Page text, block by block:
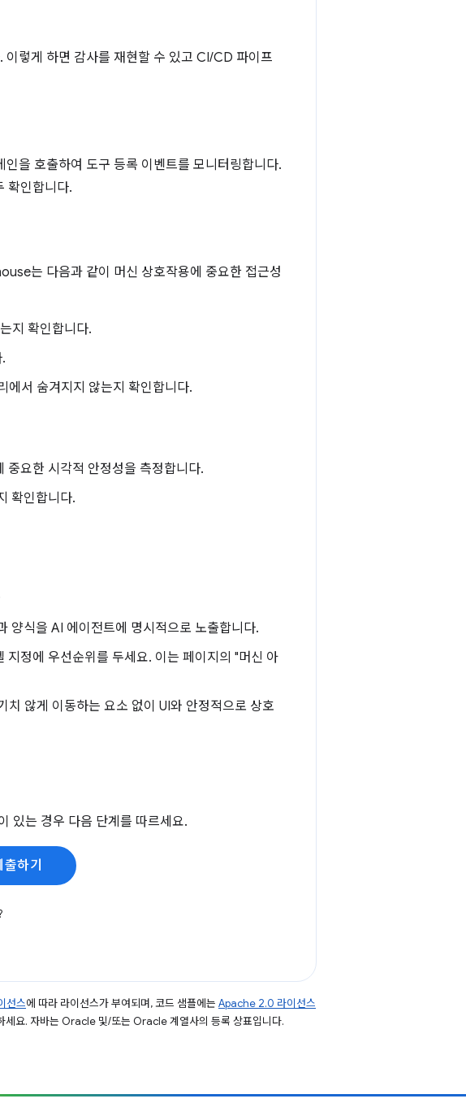
렇게 하면 감사를 재현할 수 있고 CI/CD 파이프
인을 호출하여 도구 등록 이벤트를 모니터링합니다.
확인합니다.
는 다음과 같이 머신 상호작용에 중요한 접근성
지 확인합니다.
에서 숨겨지지 않는지 확인합니다.
중요한 시각적 안정성을 측정합니다.
확인합니다.
양식을 AI 에이전트에 명시적으로 노출합니다.
정에 우선순위를 두세요. 이는 페이지의 "머신 아
치 않게 이동하는 요소 없이 UI와 안정적으로 상호
있는 경우 다음 단계를 따르세요.
하기
선스에 따라 라이선스가 부여되며, 코드 샘플에는 Apache 2.0 라이선스
세요. 자바는 Oracle 및/또는 Oracle 계열사의 등록 상표입니다.